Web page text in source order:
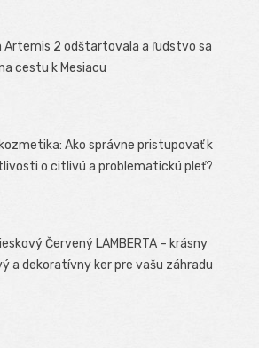
Artemis 2 odštartovala a ľudstvo sa
cestu k Mesiacu
Ako správne pristupovať k
o citlivú a problematickú pleť?
Červený LAMBERTA – krásny
a dekoratívny ker pre vašu záhradu